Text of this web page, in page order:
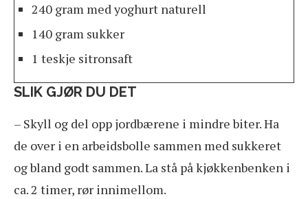
240 gram med yoghurt naturell
140 gram sukker
1 teskje sitronsaft
SLIK GJØR DU DET
– Skyll og del opp jordbærene i mindre biter. Ha
de over i en arbeidsbolle sammen med sukkeret
og bland godt sammen. La stå på kjøkkenbenken i
ca. 2 timer, rør innimellom.